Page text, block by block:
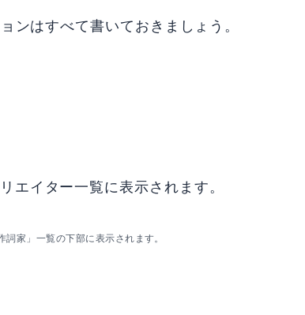
ンはすべて書いておきましょう。
エイター一覧に表示されます。
家」一覧の下部に表示されます。